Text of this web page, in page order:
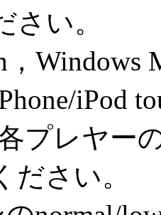
さい。
，Windows
iPod
プレヤー
ださい。